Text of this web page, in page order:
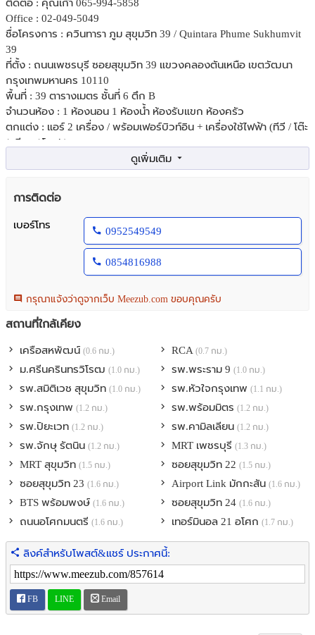
ติดต่อ : คุณเก้า 065-994-5858
Office : 02-049-5049
ชื่อโครงการ : ควินทารา ภูม สุขุมวิท 39 / Quintara Phume Sukhumvit
39
ที่ตั้ง : ถนนเพชรบุรี ซอยสุขุมวิท 39 แขวงคลองตันเหนือ เขตวัฒนา
กรุงเทพมหานคร 10110
พื้นที่ : 39 ตารางเมตร ชั้นที่ 6 ตึก B
จำนวนห้อง : 1 ห้องนอน 1 ห้องน้ำ ห้องรับแขก ห้องครัว
ตกแต่ง : แอร์ 2 เครื่อง / พร้อมเฟอร์บิวท์อิน + เครื่องใช้ไฟฟ้า (ทีวี / โต๊ะ
/ เตียง / โซฟา)
ส่วนกลาง : Lobby / Mailbox / Swimming Pool / Jet Pool / Rotenburo
E-Library / Garden / Wi-Fi Free / Smart Locker / Vending Machine /
Auto Parking, Haup Car / Auto Service / Ev Charger / Shutter Service
/ ระบบ Access Card / Face Scan / CCTV / รปภ.
รีวิว : คอนโด Low Rise ดีไซน์สวย หรูมีสไตล์ ส่วนกลางระดับพรีเมียม
ทำเลใจกลางเมือง สุขุมวิท-เพชรบุรี เข้าออกได้หลายทาง ใกล้ BTS
สถานที่ใกล้เคียง :
- The EmQuartier
- The Emporium
- ตลาด RCA Market
สถานศึกษา
- มหาวิทยาลัยศรีนครินทรวิโรฒ ประสานมิตร
- โรงเรียนนานาชาติ เอกมัย
โรงพยาบาล
- โรงพยาบาลสมิติเวช
- โรงพยาบาลกรุงเทพ
การเดินทาง
- BTS สายสุขุมวิท (สีเขียวอ่อน) สถานีพร้อมพงษ์ (1.8 กม.)
- MRT สายสีน้ำเงิน สถานีเพชรบุรี (1.6 กม.)
- ทางพิเศษฉลองรัช / ทางพิเศษศรีรัช /ทางพิเศษเฉลิมมหานคร
การติดต่อ
เบอร์โทร
0952549549
0854816988
กรุณาแจ้งว่าดูจากเว็บ Meezub.com ขอบคุณครับ
สถานที่ใกล้เคียง
เครือสหพัฒน์ (0.6 กม.) RCA (0.7 กม.)
ม.ศรีนครินทรวิโรฒ (1.0 กม.) รพ.พระราม 9 (1.0 กม.)
รพ.สมิติเวช สุขุมวิท (1.0 กม.) รพ.หัวใจกรุงเทพ (1.1 กม.)
รพ.กรุงเทพ (1.2 กม.) รพ.พร้อมมิตร (1.2 กม.)
รพ.ปิยะเวท (1.2 กม.) รพ.คามิลเลียน (1.2 กม.)
รพ.จักษุ รัตนิน (1.2 กม.) MRT เพชรบุรี (1.3 กม.)
MRT สุขุมวิท (1.5 กม.) ซอยสุขุมวิท 22 (1.5 กม.)
ซอยสุขุมวิท 23 (1.6 กม.) Airport Link มักกะสัน (1.6 กม.)
BTS พร้อมพงษ์ (1.6 กม.) ซอยสุขุมวิท 24 (1.6 กม.)
ถนนอโศกมนตรี (1.6 กม.) เทอร์มินอล 21 อโศก (1.7 กม.)
ลิงค์สำหรับโพสต์&แชร์ ประกาศนี้:
FB LINE Email